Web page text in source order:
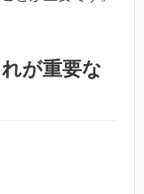
が重要な